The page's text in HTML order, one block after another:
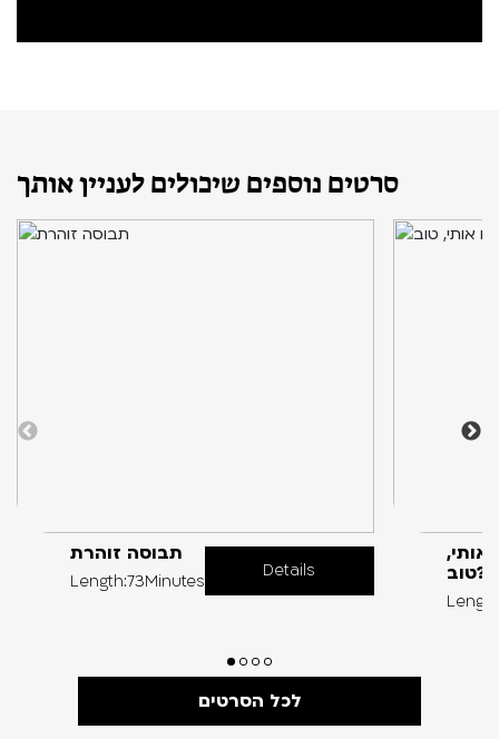
סרטים נוספים שיכולים לעניין אותך
תבוסה זוהרת
Length:73Minutes
Details
אותי,
טוב?
לכל הסרטים